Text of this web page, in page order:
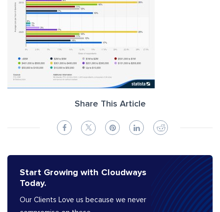
Share This Article
Start Growing with Cloudways
Today.
Our Clients Love us because we never